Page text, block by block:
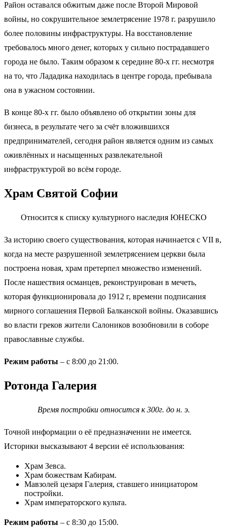
Район оставался обжитым даже после Второй Мировой
войны, но сокрушительное землетрясение 1978 г. разрушило
более половины инфраструктуры. На восстановление
требовалось много денег, которых у сильно пострадавшего
города не было. Таким образом к середине 80-х гг. несмотря
на то, что Лададика находилась в центре города, пребывала
она в ужасном состоянии.
В конце 80-х гг. было объявлено об открытии зоны для
бизнеса, в результате чего за счёт вложившихся
предпринимателей, сегодня район является одним из самых
оживлённых и насыщенных развлекательной
инфраструктурой во всём городе.
Храм Святой Софии
Относится к списку культурного наследия ЮНЕСКО
За историю своего существования, которая начинается с VII в,
когда на месте разрушенной землетрясением церкви была
построена новая, храм претерпел множество изменений.
После нашествия османцев, реконструирован в мечеть,
которая функционировала до 1912 г, времени подписания
мирного соглашения Первой Балканской войны. Оказавшись
во власти греков жители Салоников возобновили в соборе
православные службы.
Режим работы – с 8:00 до 21:00.
Ротонда Галерия
Время постройки относится к 300г. до н. э.
Точной информации о её предназначении не имеется.
Историки высказывают 4 версии её использования:
Храм Зевса.
Храм божествам Кабирам.
Мавзолей цезаря Галерия, ставшего инициатором
постройки.
Храм императорского культа.
Режим работы – с 8:30 до 15:00.